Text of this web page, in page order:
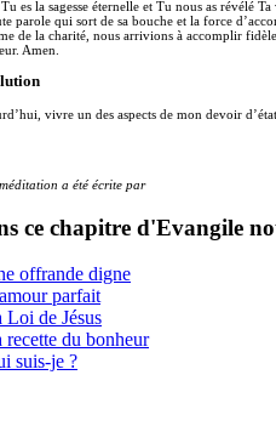
es la sagesse éternelle et Tu nous as révélé
parole qui sort de sa bouche et la force
de la charité, nous arrivions à accomplir
Amen.
vivre un des aspects de mon devoir
a été écrite par
ce chapitre d'Evangile
offrande digne
parfait
Loi de Jésus
recette du bonheur
suis-je ?